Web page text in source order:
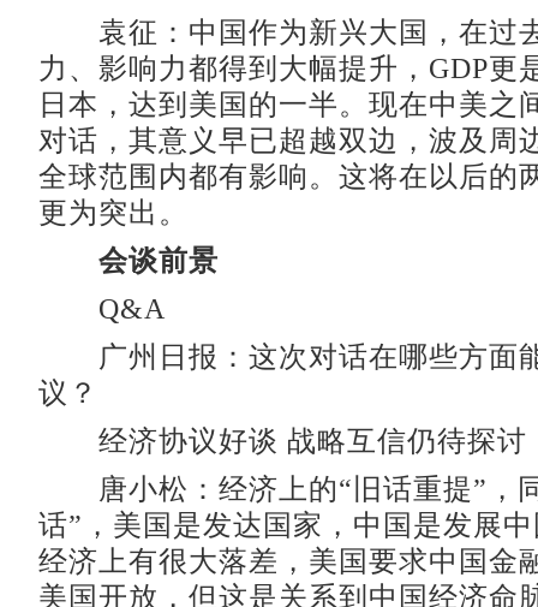
袁征：中国作为新兴大国，在过
力、影响力都得到大幅提升，GDP更
日本，达到美国的一半。现在中美之
对话，其意义早已超越双边，波及周
全球范围内都有影响。这将在以后的
更为突出。
会谈前景
Q&A
广州日报：这次对话在哪些方面
议？
经济协议好谈 战略互信仍待探讨
唐小松：经济上的“旧话重提”，
话”，美国是发达国家，中国是发展
经济上有很大落差，美国要求中国金
美国开放，但这是关系到中国经济命